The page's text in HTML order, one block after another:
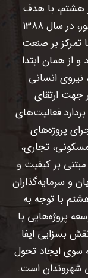
هشتم، با هدف
توسعه کمی و کیفی سرمایه‌گذاری در کشور، در سال ۱۳۸۸
تمرکز بر صنعت
از همان ابتدا
نیروی انسانی
جهت ارتقای
فعالیت‌های
پروژه‌های
تجاری،
بر کیفیت و
و سرمایه‌گذاران
با توجه به
پروژه‌هایی با
بسزایی ایفا
سوی ایجاد تحول
شهروندان است.